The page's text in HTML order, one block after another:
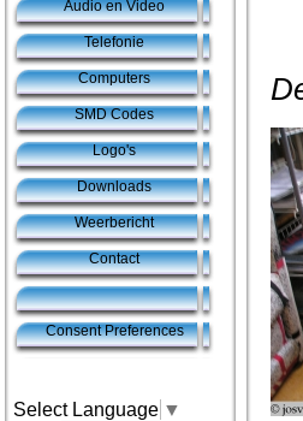
Audio en Video
Telefonie
Computers
SMD Codes
Logo's
Downloads
Weerbericht
Contact
Consent Preferences
Select Language ▼